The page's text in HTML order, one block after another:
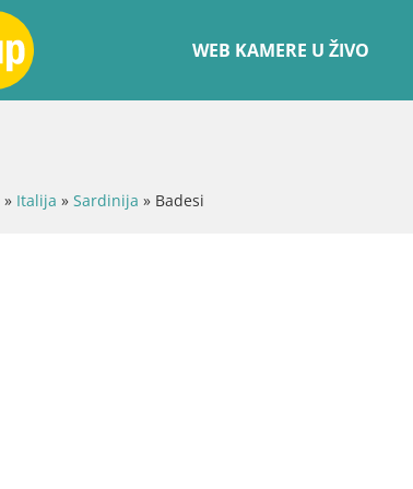
WEB KAMERE U ŽIVO
» Italija » Sardinija » Badesi